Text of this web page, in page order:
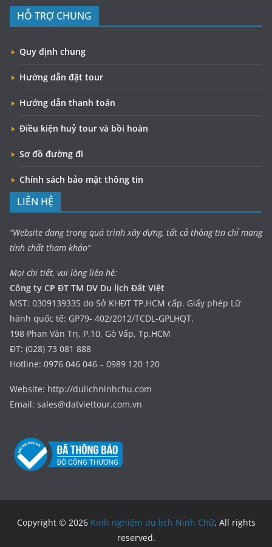
HỖ TRỢ CHUNG
Quy định chung
Hướng dẫn đặt tour
Hướng dẫn thanh toán
Điều kiện huỷ tour và bồi hoàn
Sơ đồ đường đi
Chính sách bảo mật thông tin
LIÊN HỆ
“Website đang trong quá trình xây dựng, tất cả thông tin chỉ mang
tính chất tham khảo”
Mọi chi tiết, vui lòng liên hệ:
Công ty CP ĐT TM DV Du lịch Đất Việt
MST: 0309139335 do Sở KHĐT TP.HCM cấp. Giấy phép Lữ
hành quốc tế: GP79- 402/2012/TCDL-GPLHQT.
198 Phan Văn Trị, P.10, Gò Vấp, Tp.HCM
ĐT: (028) 73 081 888
Hotline: 0976 046 046 – 0989 120 120
Website: http://dulichninhchu.com
Email: sales@datviettour.com.vn
Copyright © 2026 Kinh nghiệm du lịch Ninh Chữ. All rights
reserved.